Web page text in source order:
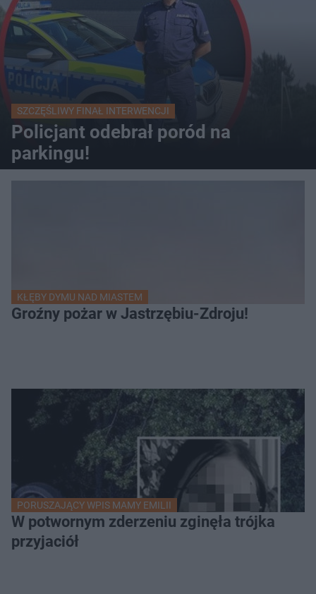
SZCZĘŚLIWY FINAŁ INTERWENCJI
Policjant odebrał poród na
parkingu!
KŁĘBY DYMU NAD MIASTEM
Groźny pożar w Jastrzębiu-Zdroju!
PORUSZAJĄCY WPIS MAMY EMILII
W potwornym zderzeniu zginęła trójka
przyjaciół